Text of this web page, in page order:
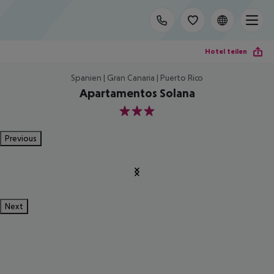
Hotel teilen
Spanien | Gran Canaria | Puerto Rico
Apartamentos Solana
3
Previous
Next